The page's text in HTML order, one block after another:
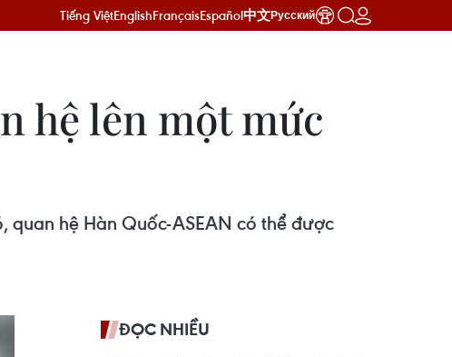
Tiếng ViệtEnglishFrançaisEspañol中文Русский
hệ lên một mức
hệ Hàn Quốc-ASEAN có thể được
ĐỌC NHIỀU